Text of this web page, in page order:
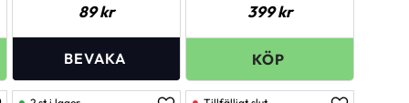
89kr 399kr